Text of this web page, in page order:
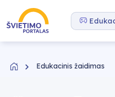
Pereiti prie turinio
Edukacinis žaidimas